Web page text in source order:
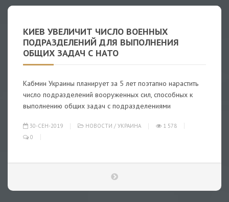
КИЕВ УВЕЛИЧИТ ЧИСЛО ВОЕННЫХ
ПОДРАЗДЕЛЕНИЙ ДЛЯ ВЫПОЛНЕНИЯ
ОБЩИХ ЗАДАЧ С НАТО
Кабмин Украины планирует за 5 лет поэтапно нарастить
число подразделений вооруженных сил, способных к
выполнению общих задач с подразделениями
30-СЕН-2019 НОВОСТИ / УКРАИНА
1 578
0